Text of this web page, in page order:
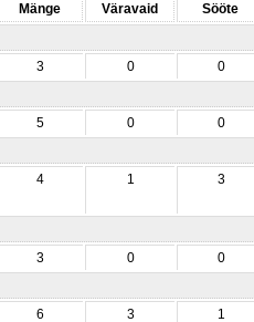
Mänge Väravaid
Sööte
3 0
0
5 0
0
4 1 3
3 0
0
6 3
1